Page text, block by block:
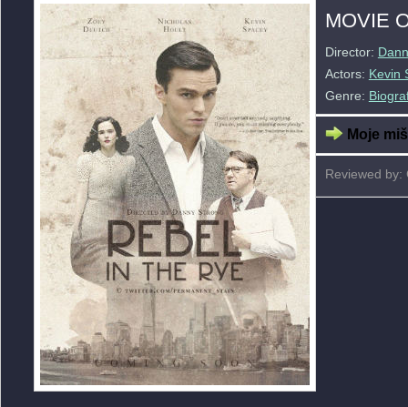
MOVIE
Director:
Actors: Kevin
Genre:
Moje
Reviewed by: